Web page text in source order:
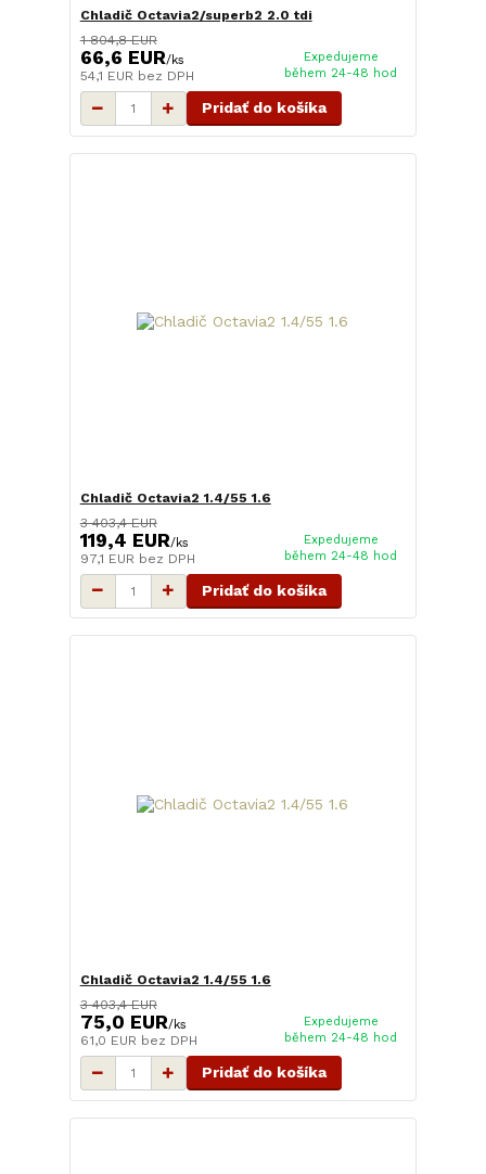
Chladič Octavia2/superb2 2.0 tdi
1 804,8 EUR
66,6 EUR/ks
54,1 EUR bez DPH
Expedujeme
během 24-48 hod
Pridať do košíka
Chladič Octavia2 1.4/55 1.6
3 403,4 EUR
119,4 EUR/ks
97,1 EUR bez DPH
Expedujeme
během 24-48 hod
Pridať do košíka
Chladič Octavia2 1.4/55 1.6
3 403,4 EUR
75,0 EUR/ks
61,0 EUR bez DPH
Expedujeme
během 24-48 hod
Pridať do košíka